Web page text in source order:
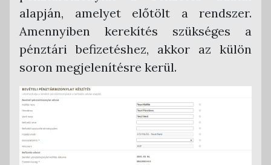
alapján, amelyet előtölt a rendszer.
Amennyiben kerekítés szükséges a
pénztári befizetéshez, akkor az külön
soron megjelenítésre kerül.